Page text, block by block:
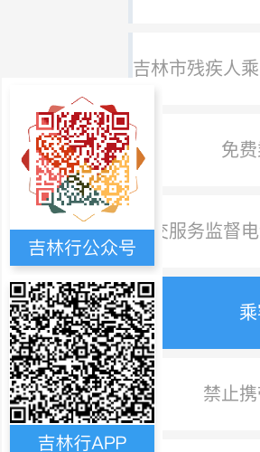
吉林市残疾人
免
公交服务监督
禁止